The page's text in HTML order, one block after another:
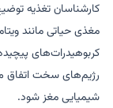
کارشناسان تغذیه
کربوهیدرات‌های
رژیم‌های سخت اتفاق
شیمیایی مغز شود.